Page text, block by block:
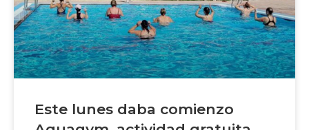
Este lunes daba comienzo